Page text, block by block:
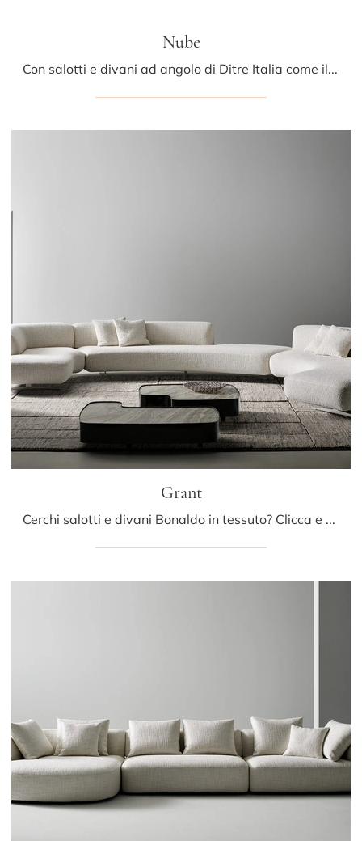
Nube
Con salotti e divani ad angolo di Ditre Italia come il modello Nube in tessuto, potrai completare il tuo progetto d'arredo.
Grant
Cerchi salotti e divani Bonaldo in tessuto? Clicca e ottieni informazioni sul modello Grant per spazi design.